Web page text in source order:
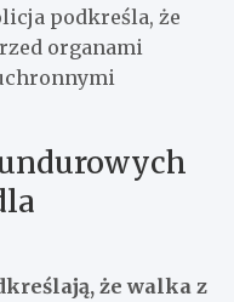
podkreśla, że
organami
że walka z